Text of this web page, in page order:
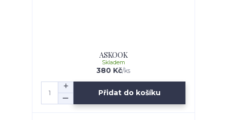
ASKOOK
380 Kč/ks
Skladem
Přidat do košíku